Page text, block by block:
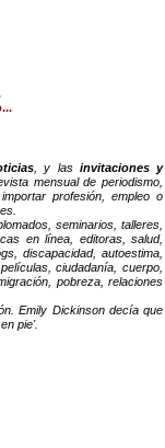
, y las invitaciones y
mensual de periodismo,
profesión, empleo o
seminarios, talleres,
en línea, editoras, salud,
discapacidad, autoestima,
ciudadanía, cuerpo,
pobreza, relaciones
Emily Dickinson decía que
pie'.